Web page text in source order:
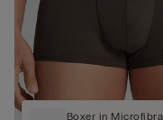
Boxer in